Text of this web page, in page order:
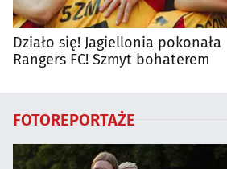
Działo się! Jagiellonia pokonała
Rangers FC! Szmyt bohaterem
FOTOREPORTAŻE